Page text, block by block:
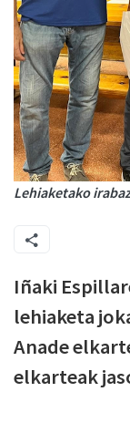
Lehiaketako
Iñaki
lehiaketa
Anade
elkarteak